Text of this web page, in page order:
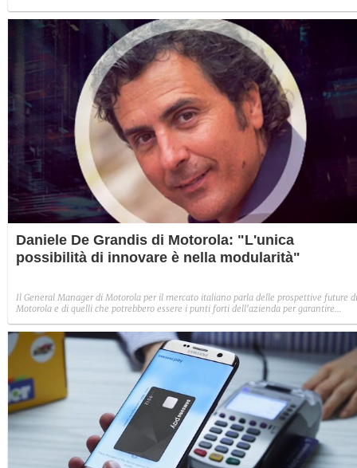
Daniele De Grandis di Motorola: "L'unica
possibilità di innovare è nella modularità"
Il General Manager di Motorola per il mercato italiano parla delle prospettive future di
Motorola e di quelli che potrebbero essere i punti forti dell'azienda per garantire